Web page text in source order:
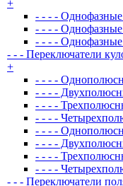
+
- - - -
- - - -
- - - -
- - - Переключатели
+
- - - -
- - - -
- - - -
- - - -
- - - -
- - - -
- - - -
- - - -
- - - Переключатели